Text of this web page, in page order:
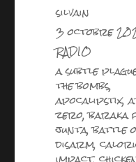
Auteur
silvain
Publié
le
3 octobre
Catégories
RADIO
Étiquettes
a subtle
the bombs,
apocalipstix,
zero,baraka
junta,battle
disarm,